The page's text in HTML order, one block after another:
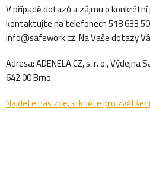
V případě dotazů a zájmu o
kontaktujte na telefonech 518 633
info@safework.cz. Na Vaše dotazy
Adresa: ADENELA CZ, s. r. o.,
642 00 Brno.
Najdete nás zde, klikněte pro